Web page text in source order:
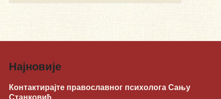
Најновије
Контактирајте православног психолога Сању
Станковић